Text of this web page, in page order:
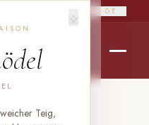
×
Teig,
DE